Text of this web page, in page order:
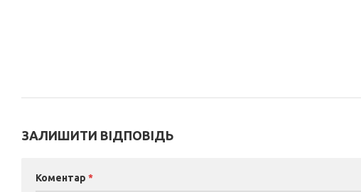
ЗАЛИШИТИ ВІДПОВІДЬ
Коментар *